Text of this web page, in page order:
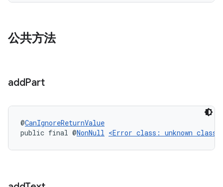
公共方法
addPart
@CanIgnoreReturnValue
public final @NonNull <Error class: unknown class>